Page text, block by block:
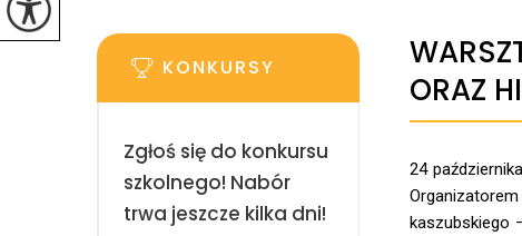
ORAZ
24
kaszubskiego
KONKURSY
Zgłoś się do konkursu
szkolnego! Nabór
trwa jeszcze kilka dni!